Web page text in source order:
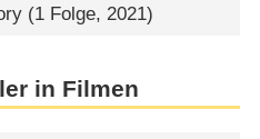
(1 Folge, 2021)
in Filmen